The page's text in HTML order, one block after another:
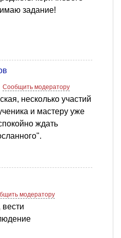
задание!
Сообщить модератору
несколько участий
и мастеру уже
ждать
модератору